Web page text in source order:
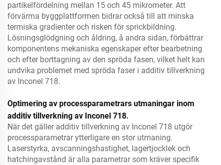
partikelfördelning mellan 15 och 45 mikrometer. Att
förvärma byggplattformen bidrar också till att minska
termiska gradienter och risken för sprickbildning.
Lösningsglödgning och åldring, å andra sidan, förbättrar
komponentens mekaniska egenskaper efter bearbetning
och efter borttagning av den spröda fasen, vilket helt kan
undvika problemet med spröda faser i additiv tillverkning
av Inconel 718.
Optimering av processparametrars utmaningar inom
additiv tillverkning av Inconel 718.
När det gäller additiv tillverkning av Inconel 718 utgör
processparametrar ytterligare en stor utmaning.
Laserstyrka, avscanningshastighet, lagertjocklek och
hatchingavstånd är alla parametrar som kräver specifik